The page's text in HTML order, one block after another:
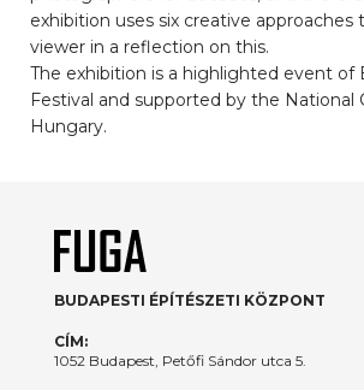
exhibition uses six creative
viewer in a reflection on this.
The exhibition is a highlighted event of
Festival and supported by the National
Hungary.
BUDAPESTI ÉPÍTÉSZETI KÖZPONT
CÍM:
1052 Budapest, Petőfi Sándor utca 5.